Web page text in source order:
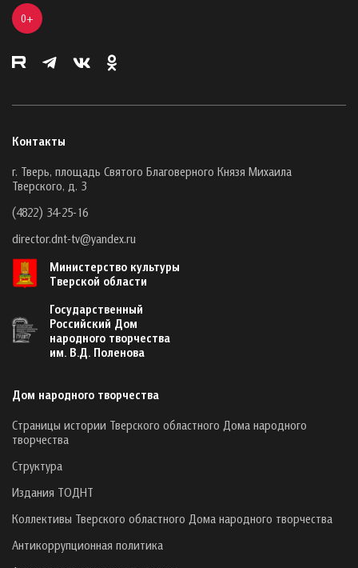
0+
Контакты
г. Тверь, площадь Святого Благоверного Князя Михаила
Тверского, д. 3
(4822) 34-25-16
director.dnt-tv@yandex.ru
Министерство культуры
Тверской области
Государственный
Российский Дом
народного творчества
им. В.Д. Поленова
Дом народного творчества
Страницы истории Тверского областного Дома народного
творчества
Структура
Издания ТОДНТ
Коллективы Тверского областного Дома народного творчества
Антикоррупционная политика